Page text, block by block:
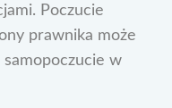
Poczucie
prawnika może
samopoczucie w